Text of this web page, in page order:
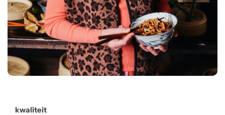
kwaliteit